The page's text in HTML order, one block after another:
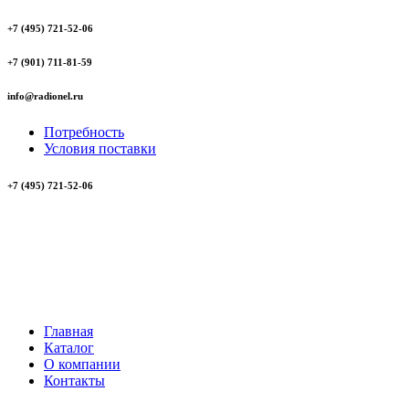
+7 (495) 721-52-06
+7 (901) 711-81-59
info@radionel.ru
Потребность
Условия поставки
+7 (495) 721-52-06
Главная
Каталог
О компании
Контакты